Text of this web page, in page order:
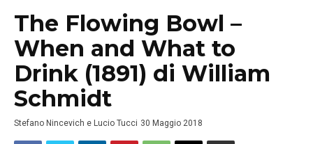
The Flowing Bowl –
When and What to
Drink (1891) di William
Schmidt
Stefano Nincevich e Lucio Tucci 30 Maggio 2018